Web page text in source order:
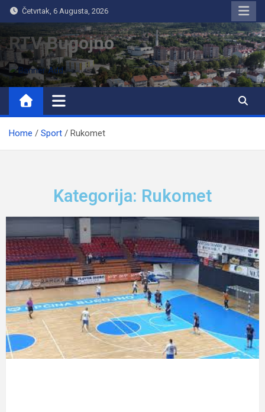
Četvrtak, 6 Augusta, 2026
RTV Bugojno
Home Sport Rukomet
Kategorija: Rukomet